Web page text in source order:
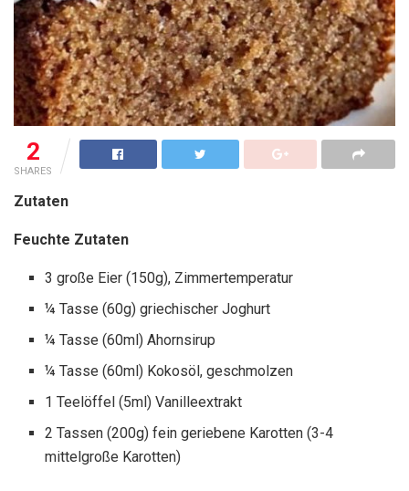
2
SHARES
Zutaten
Feuchte Zutaten
3 große Eier (150g), Zimmertemperatur
¼ Tasse (60g) griechischer Joghurt
¼ Tasse (60ml) Ahornsirup
¼ Tasse (60ml) Kokosöl, geschmolzen
1 Teelöffel (5ml) Vanilleextrakt
2 Tassen (200g) fein geriebene Karotten (3-4
mittelgroße Karotten)